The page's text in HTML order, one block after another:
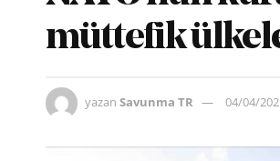
müttefik
yazan Savunma TR 04/04/